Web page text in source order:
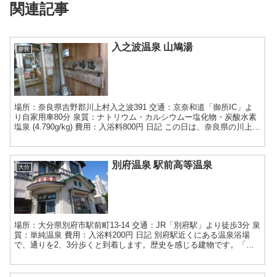
関連記事
奈良 入之波温泉 山鳩湯
場所：奈良県吉野郡川上村入之波391 交通：京奈和道「御所IC」よ
り自家用車80分 泉質：ナトリウム・カルシウムー塩化物・炭酸水素
塩泉 (4.790g/kg) 費用：入浴料800円 日記 この日は、奈良県の川上村
大分 別府温泉 駅前高等温泉
場所：大分県別府市駅前町13-14 交通：JR「別府駅」より徒歩3分 泉
質：単純温泉 費用：入浴料200円 日記 別府駅近くにある温泉浴場
で、通りを2、3分歩くと到着します。歴史を感じる建物です。「竹